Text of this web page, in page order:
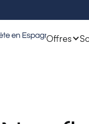
Offres